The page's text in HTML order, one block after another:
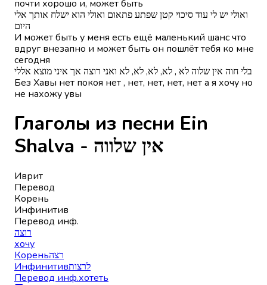
почти хорошо и, может быть
ואולי יש לי עוד סיכוי קטן שפתע פתאום ואולי הוא ישלח אותך אלי
היום
И может быть у меня есть ещё маленький шанс что
вдруг внезапно и может быть он пошлёт тебя ко мне
сегодня
בלי חוה אין שלוה לא , לא, לא, לא, לא ואני רוצה אך איני מוצא אללי
Без Хавы нет покоя нет , нет, нет, нет, нет а я хочу но
не нахожу увы
Глаголы из песни Ein
Shalva - אין שלווה
Иврит
Перевод
Корень
Инфинитив
Перевод инф.
רוצה
хочу
Кореньרצה
Инфинитивלרצות
Перевод инф.хотеть